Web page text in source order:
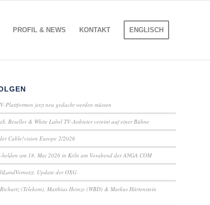
PROFIL & NEWS KONTAKT ENGLISCH
Plattformen jetzt neu gedacht werden müssen
Reseller & White Label TV-Anbieter vereint auf einer Bühne
Cable!vision Europe 2/2026
helden am 18. Mai 2026 in Köln am Vorabend der ANGA COM
Update der OXG
(Telekom), Matthias Heinze (WBD) & Markus Härtenstein